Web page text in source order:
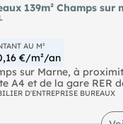
139m² Champs sur
AU M²
€/m²/an
sur Marne, à
A4 et de la gare RER
propose à la
D'ENTREPRISE BUREAUX